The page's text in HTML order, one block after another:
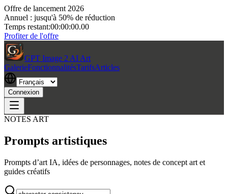
Offre de lancement 2026
Annuel : jusqu'à 50% de réduction
Temps restant:00:00:00.00
Profiter de l'offre
GPT Image 2 AI Art
GalerieFonctionnalitésTarifsArticles
Connexion
NOTES ART
Prompts artistiques
Prompts d’art IA, idées de personnages, notes de concept art et
guides créatifs